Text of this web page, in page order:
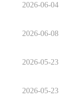
2026-06-04
2026-06-08
2026-05-23
2026-05-23